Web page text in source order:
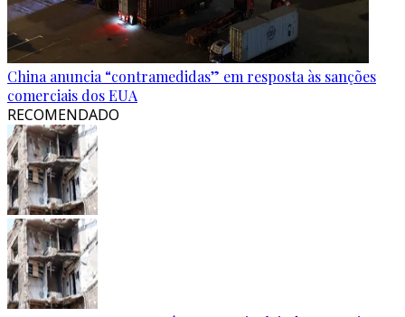
China anuncia “contramedidas” em resposta às sanções
comerciais dos EUA
RECOMENDADO